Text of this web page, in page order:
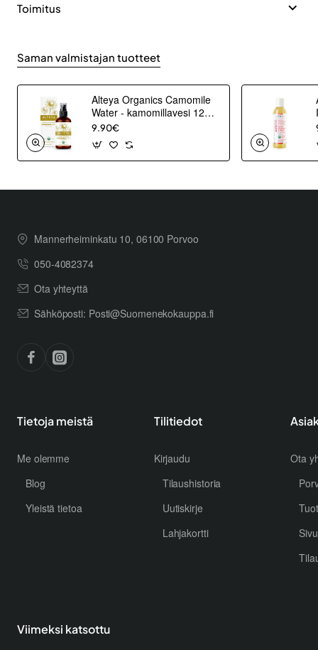
Toimitus
Saman valmistajan tuotteet
Alteya Organics Camomile
Water - kamomillavesi 120
ml
9.90€
Mannerheiminkatu 10, 06100 Porvoo
050-4082374
Ota yhteyttä
Sähköposti: Posti@Suomenekokauppa.fi
Tietoja meistä
Me olemme
Blog
Yleistä tietoa
Tilitiedot
Kirjaudu
Tilaushistoria
Uutiskirje
Lahjakortti
Ota
Viimeksi katsottu